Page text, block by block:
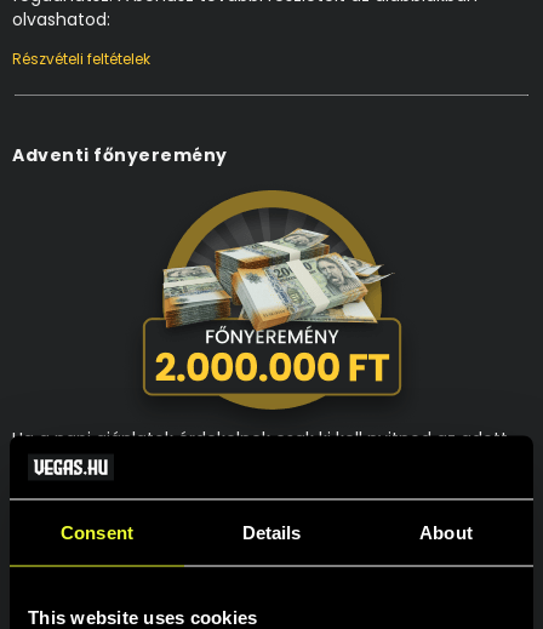
Consent Details About
This website uses cookies
olvashatod:
Részvételi feltételek
Adventi főnyeremény
Ha a napi ajánlatok érdekelnek csak ki kell nyitnod az adott
napot, ha a heti ajánlatok érdekelnek azt is megtalálod az
adott napi ablakon belül. Akit a főnyeremény megszerzése
érvényes fogadást tenni az adventi oddsok valamelyikére
mind a négy szakaszban. Így akár Te is lehetsz az, aki 2 000